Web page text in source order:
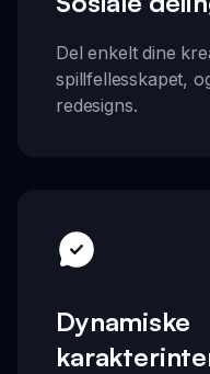
Del enkelt dine
spillfellesskapet,
redesigns.
Dynamiske